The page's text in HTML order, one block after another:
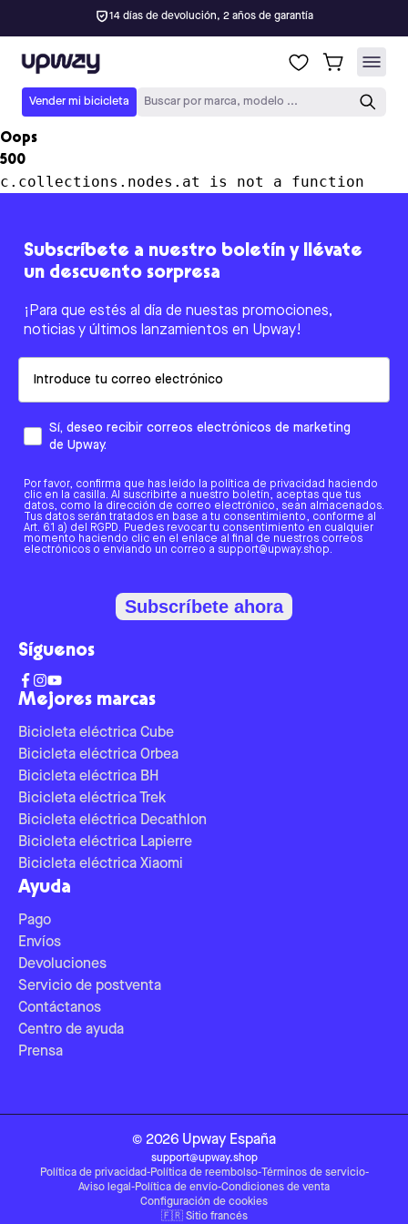
14 días de devolución, 2 años de garantía
Upway
Vender mi bicicleta Buscar por marca, modelo ...
Oops
500
c.collections.nodes.at is not a function
Mejores marcas
Bicicleta eléctrica Cube
Bicicleta eléctrica Orbea
Bicicleta eléctrica BH
Bicicleta eléctrica Trek
Bicicleta eléctrica Decathlon
Bicicleta eléctrica Lapierre
Bicicleta eléctrica Xiaomi
Ayuda
Pago
Envíos
Devoluciones
Servicio de postventa
Contáctanos
Centro de ayuda
Prensa
Subscríbete a nuestro boletín y llévate
un descuento sorpresa
¡Para que estés al día de nuestas promociones,
noticias y últimos lanzamientos en Upway!
Sí, deseo recibir correos electrónicos de marketing
de Upway.
Por favor, confirma que has leído la política de privacidad haciendo
clic en la casilla. Al suscribirte a nuestro boletín, aceptas que tus
datos, como la dirección de correo electrónico, sean almacenados.
Tus datos serán tratados en base a tu consentimiento, conforme al
Art. 6.1 a) del RGPD. Puedes revocar tu consentimiento en cualquier
momento haciendo clic en el enlace al final de nuestros correos
electrónicos o enviando un correo a support@upway.shop.
Subscríbete ahora
Síguenos
© 2026 Upway España
support@upway.shop
Política de privacidad-Política de reembolso-Términos de servicio-
Aviso legal -Política de envío-Condiciones de venta
Configuración de cookies
🇫🇷 Sitio francés